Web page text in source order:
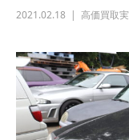
2021.02.18 高価買取